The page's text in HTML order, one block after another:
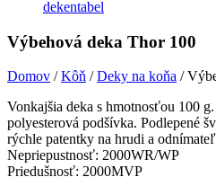
Výbehová deka Thor 100
Domov /Kôň /Deky na koňa /
Vonkajšia deka s hmotnosťou 100
polyesterová podšívka. Podlepené
rýchle patentky na hrudi a
Nepriepustnosť: 2000WR/WP
Priedušnosť: 2000MVP